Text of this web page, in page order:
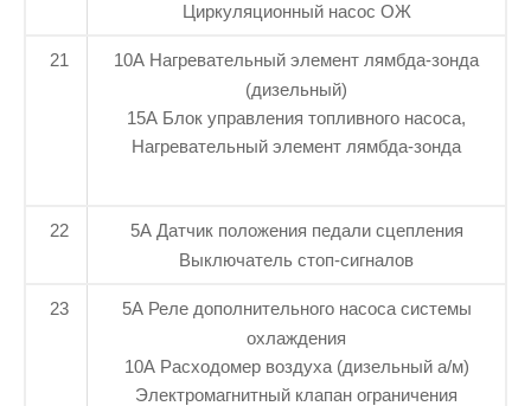
Циркуляционный насос ОЖ
21
10А Нагревательный элемент лямбда-зонда
(дизельный)
15А Блок управления топливного насоса,
Нагревательный элемент лямбда-зонда
22
5А Датчик положения педали сцепления
Выключатель стоп-сигналов
23
5А Реле дополнительного насоса системы
охлаждения
10А Расходомер воздуха (дизельный а/м)
Электромагнитный клапан ограничения